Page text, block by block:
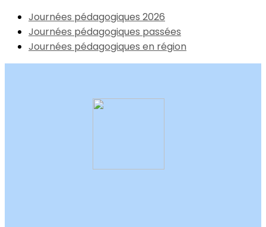
Journées pédagogiques 2026
Journées pédagogiques passées
Journées pédagogiques en région